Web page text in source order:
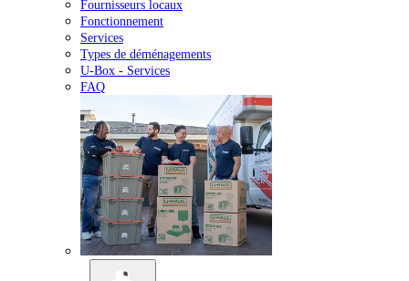
Fournisseurs locaux
Fonctionnement
Services
Types de déménagements
U-Box - Services
FAQ